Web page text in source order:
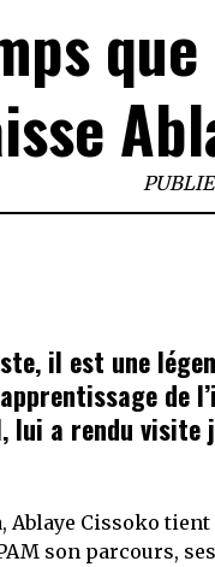
PUBLIE
il est une
de
lui a rendu visite
Ablaye Cissoko
son parcours,